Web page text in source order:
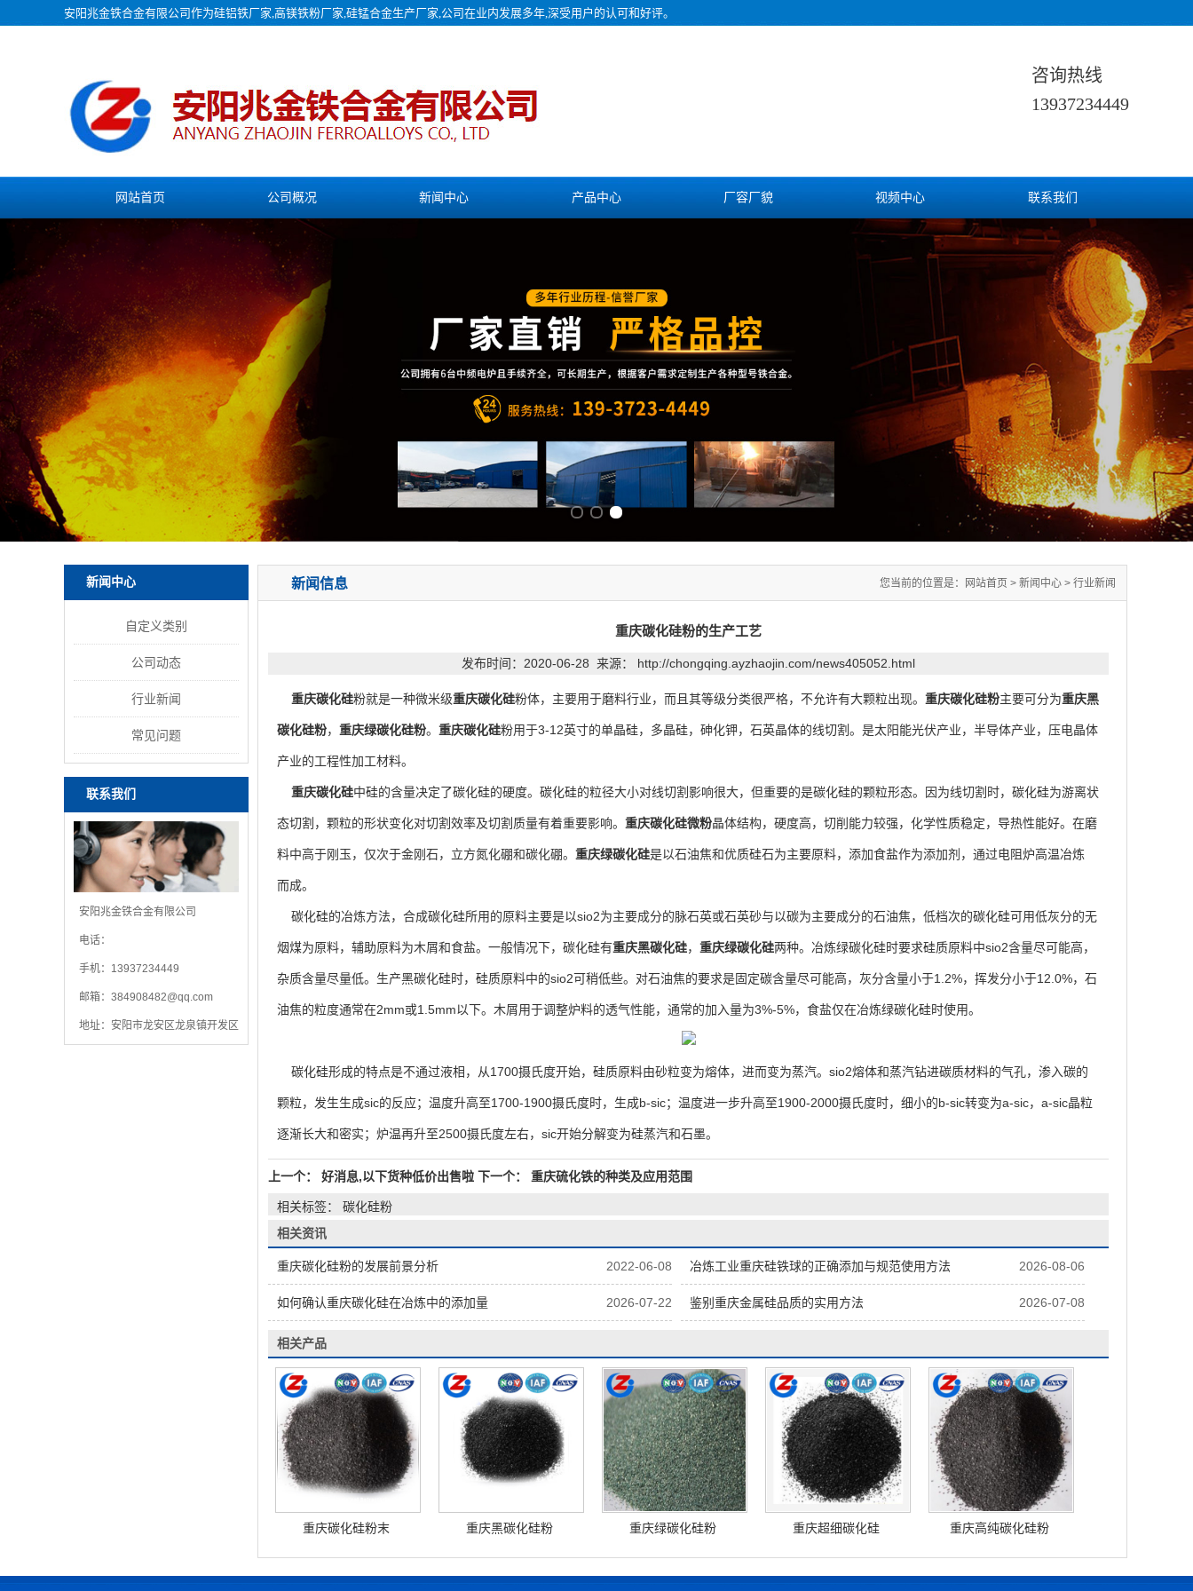
安阳兆金铁合金有限公司作为硅铝铁厂家,高镁铁粉厂家,硅锰合金生产厂家,公司在业内发展多年,深受用户的认可和好评。
咨询热线
13937234449
网站首页 公司概况 新闻中心 产品中心 厂容厂貌 视频中心 联系我们
新闻中心
自定义类别
公司动态
行业新闻
常见问题
联系我们
安阳兆金铁合金有限公司
电话：
手机：13937234449
邮箱： 384908482@qq.com
地址：安阳市龙安区龙泉镇开发区
新闻信息 您当前的位置是： 网站首页 > 新闻中心 > 行业新闻
重庆碳化硅粉的生产工艺
发布时间：2020-06-28 来源： http://chongqing.ayzhaojin.com/news405052.html
重庆碳化硅粉就是一种微米级重庆碳化硅粉体，主要用于磨料行业，而且其等级分类很严格，不允许有大颗粒出现。 重庆碳化硅粉主要可分为重庆黑
碳化硅粉， 重庆绿碳化硅粉。 重庆碳化硅粉用于3-12英寸的单晶硅，多晶硅，砷化钾，石英晶体的线切割。是太阳能光伏产业，半导体产业，压电晶体
产业的工程性加工材料。
重庆碳化硅中硅的含量决定了碳化硅的硬度。碳化硅的粒径大小对线切割影响很大，但重要的是碳化硅的颗粒形态。因为线切割时，碳化硅为游离状
态切割，颗粒的形状变化对切割效率及切割质量有着重要影响。 重庆碳化硅微粉晶体结构，硬度高，切削能力较强，化学性质稳定，导热性能好。在磨
料中高于刚玉，仅次于金刚石，立方氮化硼和碳化硼。 重庆绿碳化硅是以石油焦和优质硅石为主要原料，添加食盐作为添加剂，通过电阻炉高温冶炼
而成。
碳化硅的冶炼方法，合成碳化硅所用的原料主要是以sio2为主要成分的脉石英或石英砂与以碳为主要成分的石油焦，低档次的碳化硅可用低灰分的无
烟煤为原料，辅助原料为木屑和食盐。一般情况下，碳化硅有重庆黑碳化硅， 重庆绿碳化硅两种。冶炼绿碳化硅时要求硅质原料中sio2含量尽可能高，
杂质含量尽量低。生产黑碳化硅时，硅质原料中的sio2可稍低些。对石油焦的要求是固定碳含量尽可能高，灰分含量小于1.2%，挥发分小于12.0%，石
油焦的粒度通常在2mm或1.5mm以下。木屑用于调整炉料的透气性能，通常的加入量为3%-5%，食盐仅在冶炼绿碳化硅时使用。
碳化硅形成的特点是不通过液相，从1700摄氏度开始，硅质原料由砂粒变为熔体，进而变为蒸汽。sio2熔体和蒸汽钻进碳质材料的气孔，渗入碳的
颗粒，发生生成sic的反应；温度升高至1700-1900摄氏度时，生成b-sic；温度进一步升高至1900-2000摄氏度时，细小的b-sic转变为a-sic，a-sic晶粒
逐渐长大和密实；炉温再升至2500摄氏度左右，sic开始分解变为硅蒸汽和石墨。
上一个： 好消息,以下货种低价出售啦 下一个： 重庆硫化铁的种类及应用范围
相关标签： 碳化硅粉
相关资讯
2022-06-08
重庆碳化硅粉的发展前景分析 2026-08-06
冶炼工业重庆硅铁球的正确添加与规范使用方法
2026-07-22
如何确认重庆碳化硅在冶炼中的添加量 2026-07-08
鉴别重庆金属硅品质的实用方法
相关产品
重庆碳化硅粉末 重庆黑碳化硅粉 重庆绿碳化硅粉 重庆超细碳化硅 重庆高纯碳化硅粉